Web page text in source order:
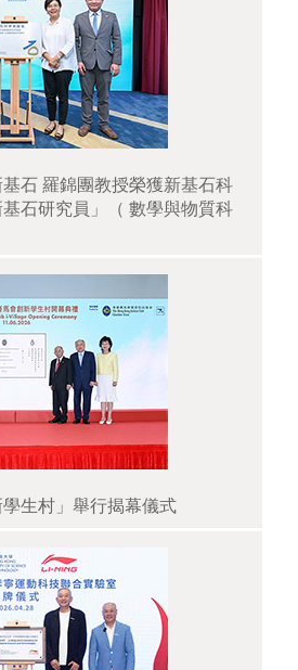
石 羅錦團教授榮獲新基石科
石研究員」（ 數學與物質科
生村」舉行揭幕儀式